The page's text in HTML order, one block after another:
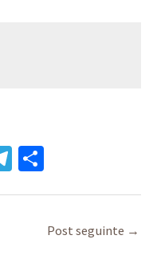
Te
e
Post seguinte →